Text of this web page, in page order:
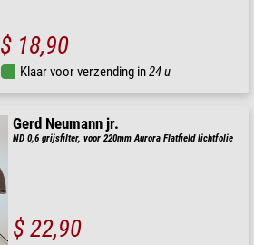
$ 18,90
Klaar voor verzending in24 u
Gerd Neumann jr.
ND 0,6 grijsfilter, voor 220mm Aurora Flatfield lichtfolie
$ 22,90